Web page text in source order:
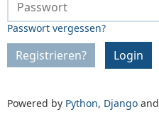
Passwort vergessen?
Registrieren? Login
Powered by Python, Django and